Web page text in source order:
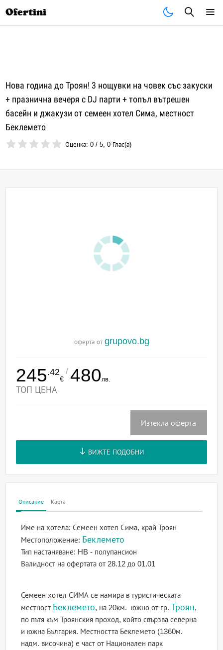
Ofertini
Нова година до Троян! 3 нощувки на човек със закуски
+ празнична вечеря с DJ парти + топъл вътрешен
басейн и джакузи от семеен хотел Сима, местност
Беклемето
Оценка:0 /5,0 Глас(а)
оферта от grupovo.bg
245.42
€
/ 480лв.
ТОП ЦЕНА
Изтекла оферта
ВИЖТЕ ПОДОБНИ
Описание Карта
Име на хотела:Семеен хотел Сима, край Троян
Местоположение: Беклемето
Тип настаняване: HB - полупансион
Валидност на офертатаот 28.12 до 01.01
Семеен хотел СИМА се намира в туристическата
местност Беклемето, на 20км. южно от гр. Троян,
по пътя към Троянския проход, който свързва северна
и южна България. Местността Беклемето (1360м.
надм. височина) е част от Национален парк